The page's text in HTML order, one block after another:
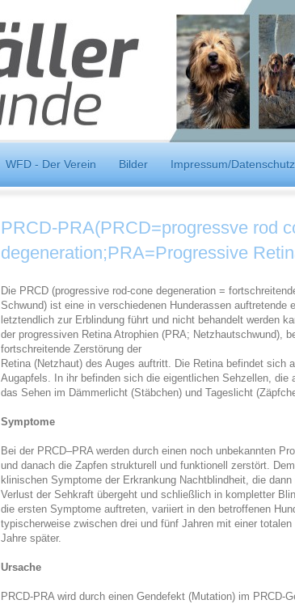
WFD - Der Verein Bilder Impressum/Datenschutz
PRCD-PRA(PRCD=progressve rod
degeneration;PRA=Progressive
Die PRCD (progressive rod-cone degeneration =
Schwund) ist eine in verschiedenen Hunderassen auftretende
letztendlich zur Erblindung führt und nicht behandelt werden
der progressiven Retina Atrophien (PRA; Netzhautschwund),
fortschreitende Zerstörung der
Retina (Netzhaut) des Auges auftritt. Die Retina befindet sich
Augapfels. In ihr befinden sich die eigentlichen Sehzellen, die
das Sehen im Dämmerlicht (Stäbchen) und Tageslicht
Symptome
Bei der PRCD–PRA werden durch einen noch unbekannten
und danach die Zapfen strukturell und funktionell zerstört.
klinischen Symptome der Erkrankung Nachtblindheit, die
Verlust der Sehkraft übergeht und schließlich in kompletter
die ersten Symptome auftreten, variiert in den betroffenen
typischerweise zwischen drei und fünf Jahren mit einer
Jahre später.
Ursache
PRCD-PRA wird durch einen Gendefekt (Mutation) im PRCD-